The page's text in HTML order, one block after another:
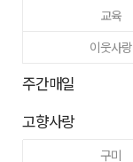
교육
이웃사랑
주간매일
고향사랑
구미